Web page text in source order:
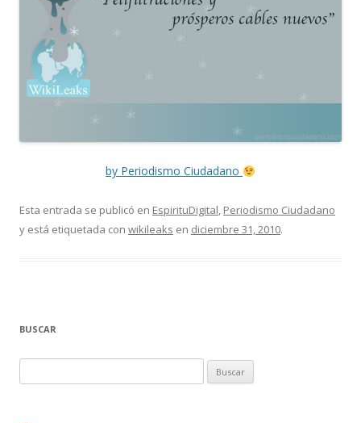
by Periodismo Ciudadano
Esta entrada se publicó en EspirituDigital, Periodismo Ciudadano
y está etiquetada con wikileaks en diciembre 31, 2010.
BUSCAR